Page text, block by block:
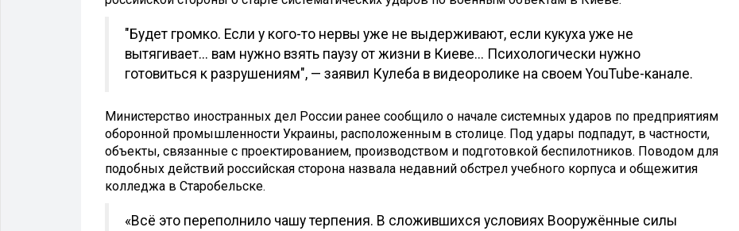
"Будет громко. Если у кого-то нервы уже не выдерживают, если кукуха уже не
вытягивает... вам нужно взять паузу от жизни в Киеве... Психологически нужно
готовиться к разрушениям", — заявил Кулеба в видеоролике на своем YouTube-канале.
Министерство иностранных дел России ранее сообщило о начале системных ударов по предприятиям
оборонной промышленности Украины, расположенным в столице. Под удары подпадут, в частности,
объекты, связанные с проектированием, производством и подготовкой беспилотников. Поводом для
подобных действий российская сторона назвала недавний обстрел учебного корпуса и общежития
колледжа в Старобельске.
«Всё это переполнило чашу терпения. В сложившихся условиях Вооружённые силы